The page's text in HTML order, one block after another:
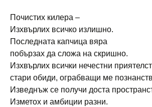
Почистих килера –
Изхвърлих всичко излишно.
Последната капчица вяра
побързах да сложа на скришно.
Изхвърлих всички нечестни
стари обиди, ограбващи ме
Изведнъж се получи доста
Изметох и амбиции разни.